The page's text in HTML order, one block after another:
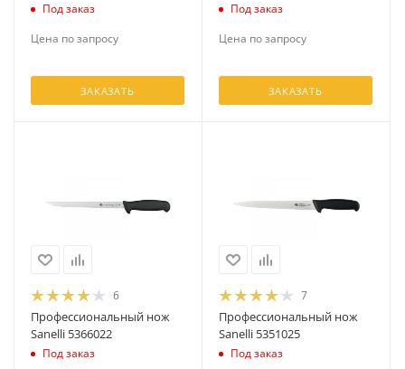
Под заказ
Цена по запросу
ЗАКАЗАТЬ
Под заказ
Цена по запросу
ЗАКАЗАТЬ
6
Профессиональный нож
Sanelli 5366022
Под заказ
7
Профессиональный нож
Sanelli 5351025
Под заказ